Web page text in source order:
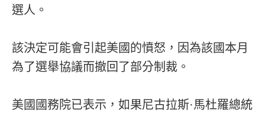
選人。
該決定可能會引起美國的憤怒，因為該國本月
為了選舉協議而撤回了部分制裁。
美國國務院已表示，如果尼古拉斯·馬杜羅總統